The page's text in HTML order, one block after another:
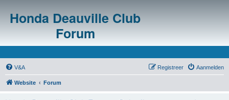
Honda Deauville Club
Forum
V&A Aanmelden
Registreer
Website Forum